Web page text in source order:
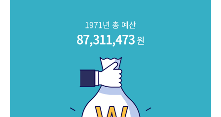
1971년 총 예산
87,311,473원